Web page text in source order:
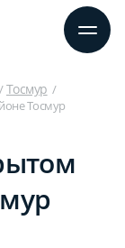
Тосмур
Тосмур